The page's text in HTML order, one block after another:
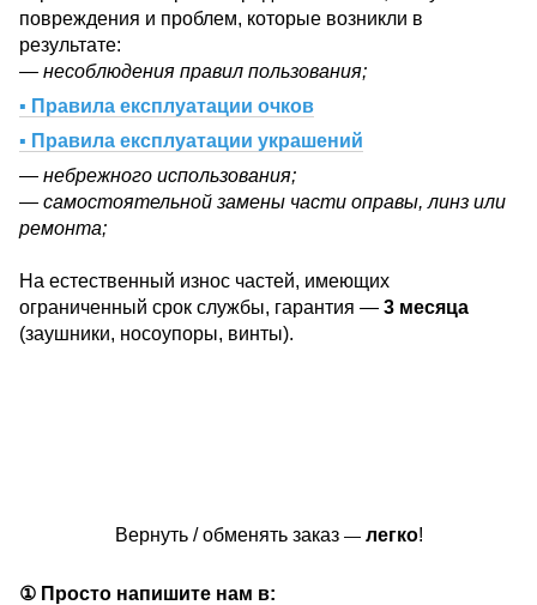
повреждения и проблем, которые возникли в
результате:
— несоблюдения правил пользования;
▪ Правила експлуатации очков
▪ Правила експлуатации украшений
— небрежного использования;
— самостоятельной замены части оправы, линз или
ремонта;
На естественный износ частей, имеющих
ограниченный срок службы, гарантия — 3 месяца
(заушники, носоупоры, винты).
Вернуть / обменять заказ — легко!
① Просто напишите нам в: